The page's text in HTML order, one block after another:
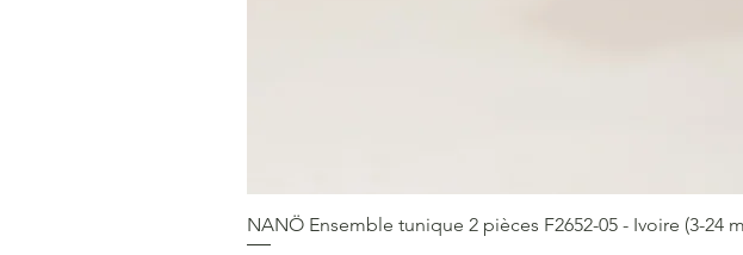
NANÖ Ensemble tunique 2 pièces F2652-05 - Ivoire (3-24